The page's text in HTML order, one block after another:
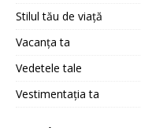
Stilul tău de viață
Vacanța ta
Vedetele tale
Vestimentația ta